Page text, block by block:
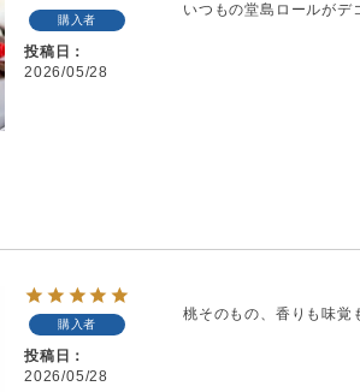
購入者
投稿日
2026/05/28
いつもの堂島ロールがデ
購入者
投稿日
2026/05/28
桃そのもの、香りも味覚